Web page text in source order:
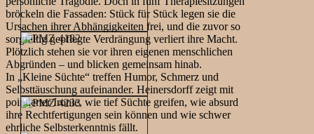
bröckeln die Fassaden: Stück für Stück legen sie die
Ursachen ihrer Abhängigkeiten frei, und die zuvor so
sorgfältig gepflegte Verdrängung verliert ihre Macht.
Plötzlich stehen sie vor ihren eigenen menschlichen
Abgründen – und blicken gemeinsam hinab.
In „Kleine Süchte“ treffen Humor, Schmerz und
Selbsttäuschung aufeinander. Heinersdorff zeigt mit
pointierter Ironie, wie tief Süchte greifen, wie absurd
ihre Rechtfertigungen sein können und wie schwer
ehrliche Selbsterkenntnis fällt.